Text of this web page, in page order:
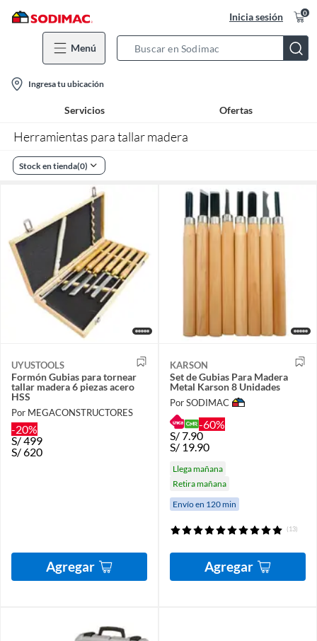
Inicia sesión 0
Menú
Bar
location-
icon
Ingresa tu ubicación
Servicios Ofertas
Herramientas para tallar madera
Stock en tienda(0)
UYUSTOOLS
Formón Gubias para tornear
tallar madera 6 piezas acero
HSS
Por MEGACONSTRUCTORES
-20%
S/499
S/620
Agregar
KARSON
Set de Gubias Para Madera
Metal Karson 8 Unidades
Por SODIMAC
-60%
S/7.90
S/ 19.90
Llega mañana
Retira mañana
Envío en 120 min
(13)
Agregar